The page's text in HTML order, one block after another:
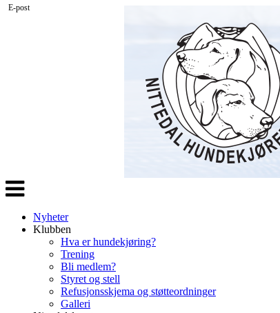
Veksle
navigasjon
Nyheter
Klubben
Hva er hundekjøring?
Trening
Bli medlem?
Styret og stell
Refusjonsskjema og støtteordninger
Galleri
E-post